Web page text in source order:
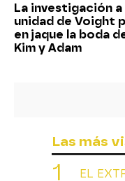
La investigación a
unidad de Voight
en jaque la boda
Kim y Adam
Las más
EL